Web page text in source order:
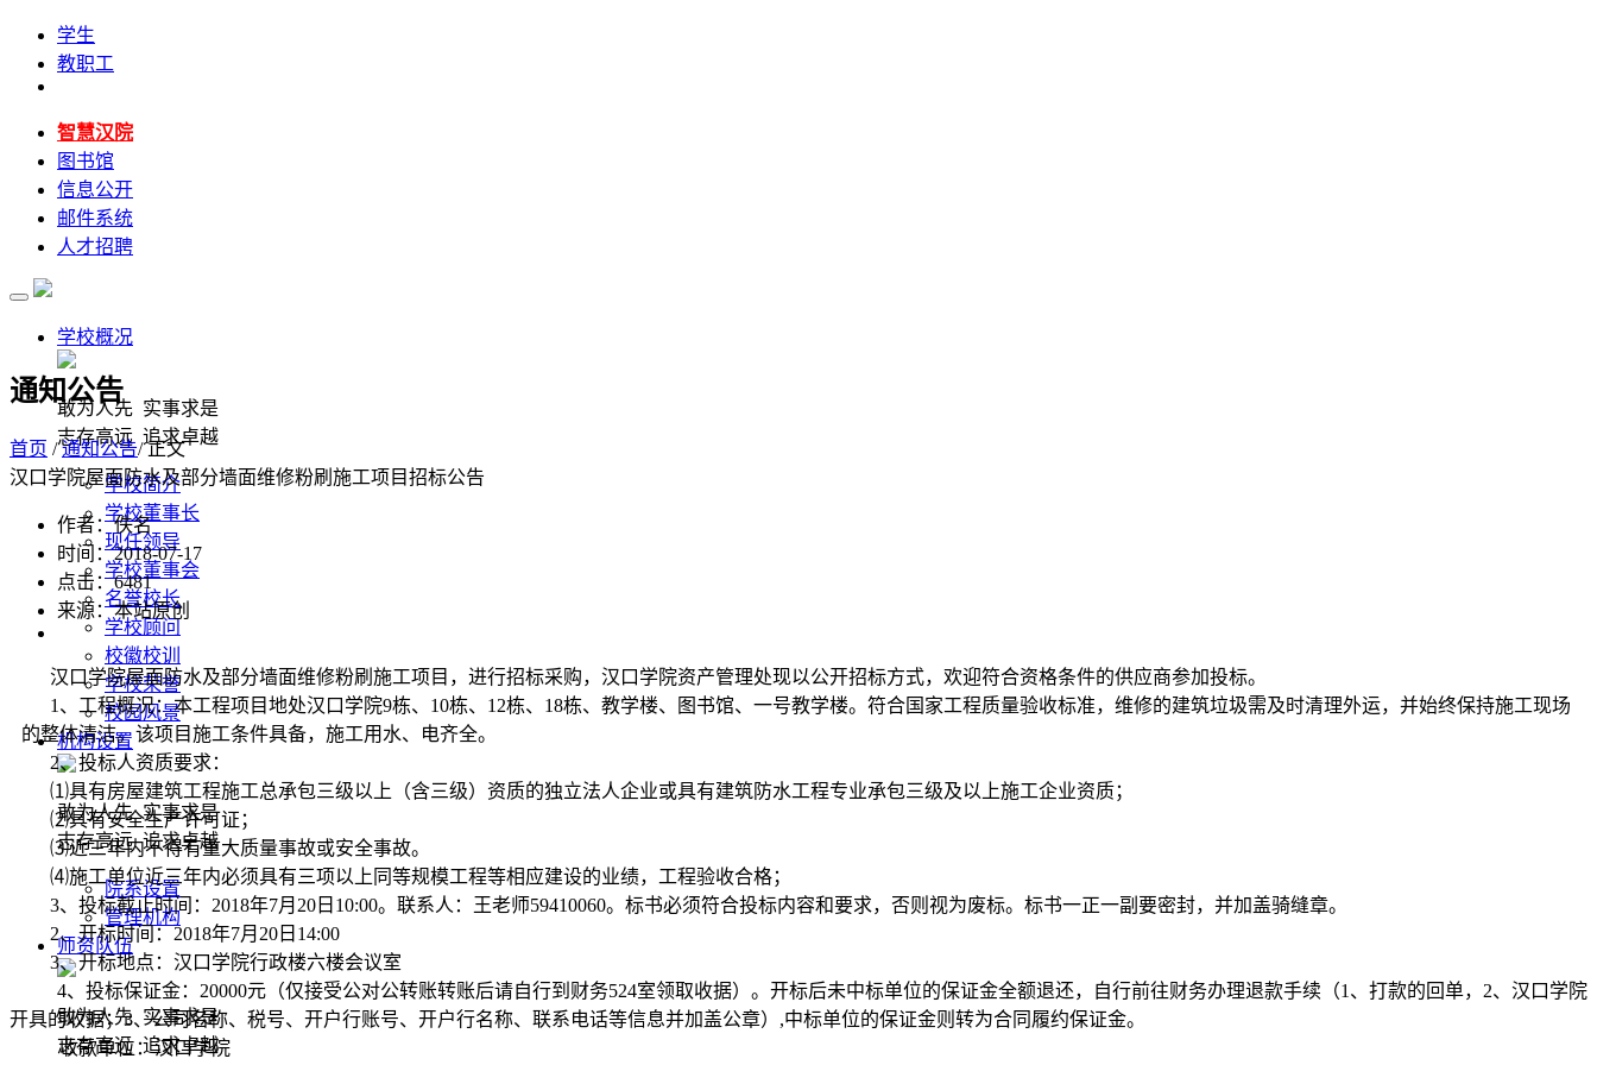
学生
教职工
智慧汉院
图书馆
信息公开
邮件系统
人才招聘
学校概况
敢为人先 实事求是
志存高远 追求卓越
学校简介
学校董事长
现任领导
学校董事会
名誉校长
学校顾问
校徽校训
学校荣誉
校园风景
机构设置
敢为人先 实事求是
志存高远 追求卓越
院系设置
管理机构
师资队伍
敢为人先 实事求是
志存高远 追求卓越
通知公告
首页 /通知公告/ 正文
汉口学院屋面防水及部分墙面维修粉刷施工项目招标公告
作者：佚名
时间：2018-07-17
点击：6481
来源：本站原创
汉口学院屋面防水及部分墙面维修粉刷施工项目，进行招标采购，汉口学院资产管理处现以公开招标方式，欢迎符合资格条件的供应商参加投标。
1、工程概况：本工程项目地处汉口学院9栋、10栋、12栋、18栋、教学楼、图书馆、一号教学楼。符合国家工程质量验收标准，维修的建筑垃圾需及时清理外运，并始终保持施工现场
的整体清洁。该项目施工条件具备，施工用水、电齐全。
2、投标人资质要求：
⑴具有房屋建筑工程施工总承包三级以上（含三级）资质的独立法人企业或具有建筑防水工程专业承包三级及以上施工企业资质；
⑵具有安全生产许可证；
⑶近三年内不得有重大质量事故或安全事故。
⑷施工单位近三年内必须具有三项以上同等规模工程等相应建设的业绩，工程验收合格；
3、投标截止时间：2018年7月20日10:00。联系人：王老师59410060。标书必须符合投标内容和要求，否则视为废标。标书一正一副要密封，并加盖骑缝章。
2、开标时间：2018年7月20日14:00
3、开标地点：汉口学院行政楼六楼会议室
4、投标保证金：20000元（仅接受公对公转账转账后请自行到财务524室领取收据）。开标后未中标单位的保证金全额退还，自行前往财务办理退款手续（1、打款的回单，2、汉口学院
开具的收据；3、公司名称、税号、开户行账号、开户行名称、联系电话等信息并加盖公章）,中标单位的保证金则转为合同履约保证金。
收款单位：汉口学院